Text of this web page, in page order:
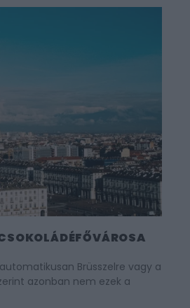
Brüsszelre vagy a
azonban nem ezek a